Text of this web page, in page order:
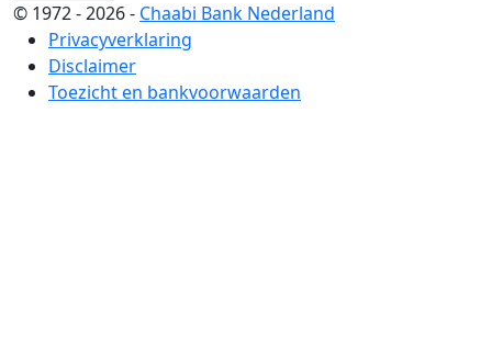
© 1972 - 2026 - Chaabi Bank Nederland
Privacyverklaring
Disclaimer
Toezicht en bankvoorwaarden